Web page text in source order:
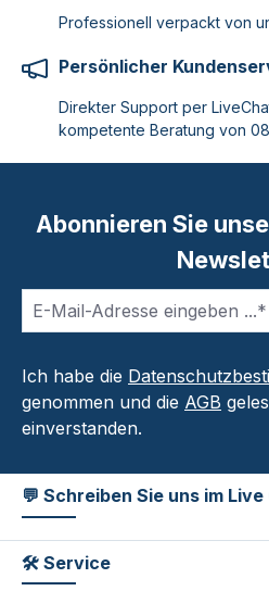
Professionell verpackt von
Persönlicher
Direkter Support per
kompetente Beratung von
Abonnieren Sie
Ich habe die
genommen und die AGB
einverstanden.
💬 Schreiben Sie uns im
🛠 Service